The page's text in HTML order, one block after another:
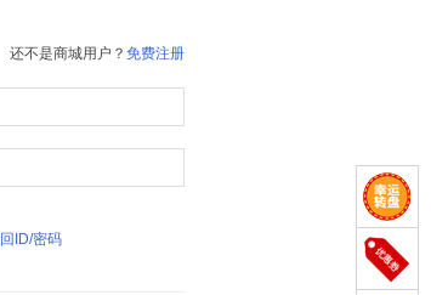
还不是商城用户？ 免费注册
ID/密码